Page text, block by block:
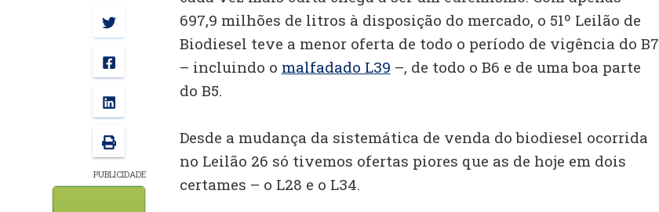
PUBLICIDADE
697,9 milhões de litros à disposição do mercado, o 51º Leilão de
Biodiesel teve a menor oferta de todo o período de vigência do B7
– incluindo o malfadado L39 –, de todo o B6 e de uma boa parte
do B5.
Desde a mudança da sistemática de venda do biodiesel ocorrida
no Leilão 26 só tivemos ofertas piores que as de hoje em dois
certames – o L28 e o L34.